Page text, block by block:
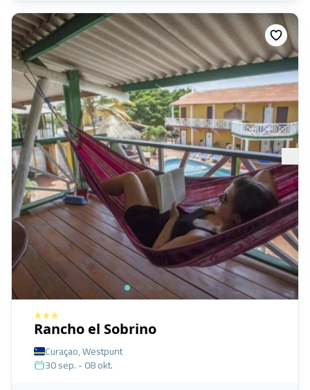
Rancho el Sobrino
Curaçao, Westpunt
30 sep. - 08 okt.